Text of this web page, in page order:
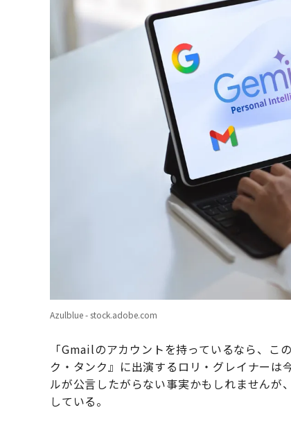
Azulblue - stock.adobe.com
「Gmailのアカウントを持っているなら、
ク・タンク』に出演するロリ・グレイナー
ルが公言したがらない事実かもしれません
している。